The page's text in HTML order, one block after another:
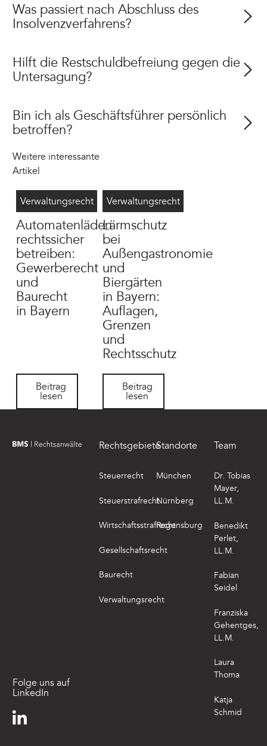
Was passiert nach Abschluss des
Insolvenzverfahrens?
Hilft die Restschuldbefreiung gegen die
Untersagung?
Bin ich als Geschäftsführer persönlich
betroffen?
Weitere interessante
Artikel
Verwaltungsrecht
Automatenläden
rechtssicher
betreiben:
Gewerberecht
und
Baurecht
in Bayern
Beitrag lesen
Beitrag
lesen
Automatenladen
7/28/2026 Verwaltungsrecht
Lärmschutz
bei
Außengastronomie
und
Biergärten
in Bayern:
Auflagen,
Grenzen
und
Rechtsschutz
Beitrag lesen
Beitrag
lesen
Lärmschutz Außengastronomie
7/28/2026
zur Startseite von BMS Rechtsanwälte
Folge uns auf
LinkedIn
Rechtsgebiete
Steuerrecht
Steuerstrafrecht
Wirtschaftsstrafrecht
Gesellschaftsrecht
Baurecht
Verwaltungsrecht
Standorte
München
Nürnberg
Regensburg
Team
Dr. Tobias
Mayer,
LL.M.
Benedikt
Perlet,
LL.M.
Fabian
Seidel
Franziska
Gehentges,
LL.M.
Laura
Thoma
Katja
Schmid